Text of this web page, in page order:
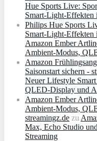
Hue Sports Live:
Philips Hue Sports
Amazon Ember
Ambient‑Modus,
Amazon
Saisonstart sichern -
Neuer Lifestyle
QLED‑Display und
Amazon Ember
Ambient‑Modus,
streamingz.de zu
Max, Echo Studio
Streaming